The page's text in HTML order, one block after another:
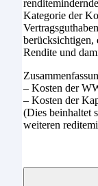
Kategorie der
berücksichtigen,
Rendite und
– Kosten der
– Kosten der
(Dies beinhaltet
weiteren